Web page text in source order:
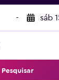
- sáb
Pesquisar